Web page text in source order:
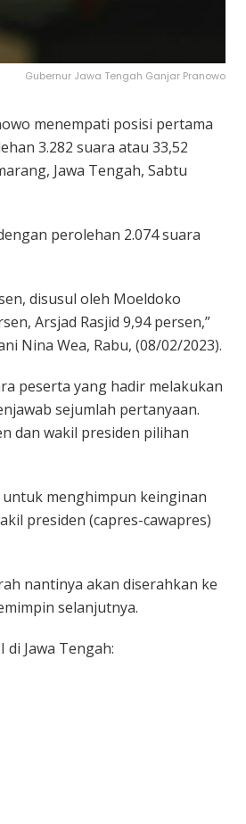
Gubernur Jawa Tengah Ganjar Pranowo
menempati posisi pertama
3.282 suara atau 33,52
Jawa Tengah, Sabtu
perolehan 2.074 suara
disusul oleh Moeldoko
Arsjad Rasjid 9,94 persen,”
Nina Wea, Rabu, (08/02/2023).
peserta yang hadir melakukan
sejumlah pertanyaan.
dan wakil presiden pilihan
menghimpun keinginan
presiden (capres-cawapres)
nantinya akan diserahkan ke
selanjutnya.
Jawa Tengah: